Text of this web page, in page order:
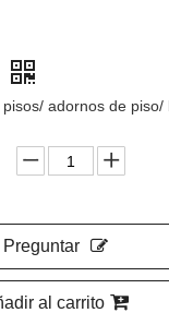
adornos de
Preguntar
al carrito